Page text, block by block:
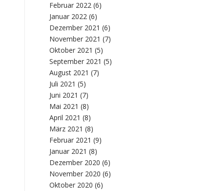
Februar 2022 (6)
Januar 2022 (6)
Dezember 2021 (6)
November 2021 (7)
Oktober 2021 (5)
September 2021 (5)
August 2021 (7)
Juli 2021 (5)
Juni 2021 (7)
Mai 2021 (8)
April 2021 (8)
März 2021 (8)
Februar 2021 (9)
Januar 2021 (8)
Dezember 2020 (6)
November 2020 (6)
Oktober 2020 (6)